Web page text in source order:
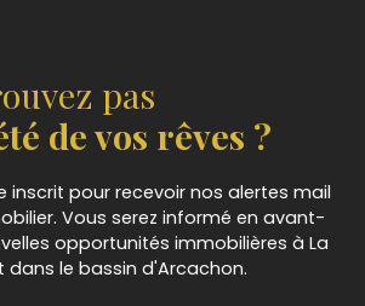
apportant un véritable
À l’extérieur, vous profiterez
offrant de nombreuses
ou aire de jeux. À proximité des
écoles et des axes principaux,
une belle opportunité
résidence principale que pour
pas
de vos rêves ?
inscrit pour recevoir nos alertes mail
Vous serez informé en avant-
opportunités immobilières à La
dans le bassin d'Arcachon.